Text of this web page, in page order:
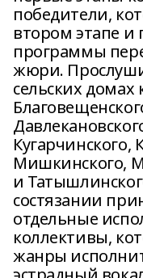
победители,
втором этапе и
программы
жюри.
сельских домах
Кугарчинского,
Мишкинского,
и
состязании
отдельные
коллективы,
жанры